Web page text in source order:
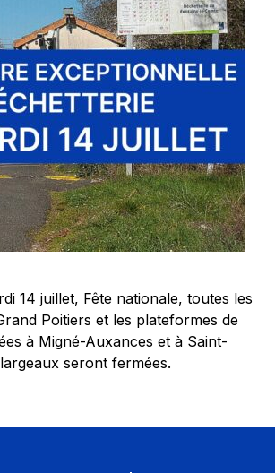
FAMILLE
COMMUNALES
Contact Publications communales
14 juillet, Fête nationale, toutes les
Poitiers et les plateformes de
à Migné-Auxances et à Saint-
seront fermées.